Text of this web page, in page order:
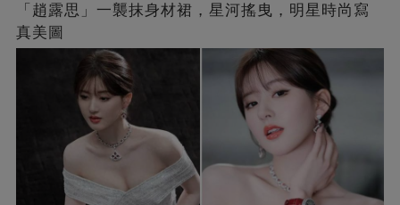
「趙露思」一襲抹身材裙，星河搖曳，明星時尚寫
真美圖